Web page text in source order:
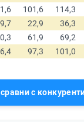
сравни с